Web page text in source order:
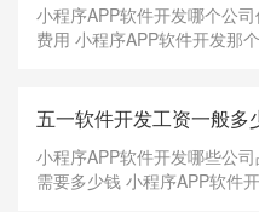
小程序APP软件开发哪个公
费用 小程序APP软件开发那
的实现需求以及各种功能都
小程序APP软件开发哪些公
需要多少钱 小程序APP软件